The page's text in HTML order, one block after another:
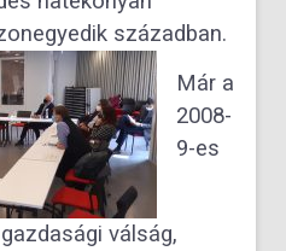
században.
Már a
2008-
9-es
válság,